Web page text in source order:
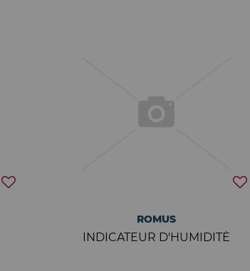
ROMUS
INDICATEUR D'HUMIDITÉ